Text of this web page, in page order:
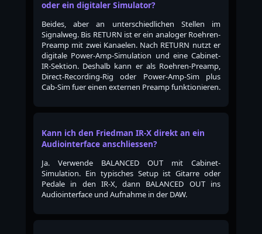
oder ein digitaler Simulator?
Beides, aber an unterschiedlichen Stellen im
Signalweg. Bis RETURN ist er ein analoger Roehren-
Preamp mit zwei Kanaelen. Nach RETURN nutzt er
digitale Power-Amp-Simulation und eine Cabinet-
IR-Sektion. Deshalb kann er als Roehren-Preamp,
Direct-Recording-Rig oder Power-Amp-Sim plus
Cab-Sim fuer einen externen Preamp funktionieren.
Kann ich den Friedman IR-X direkt an ein
Audiointerface anschliessen?
Ja. Verwende BALANCED OUT mit Cabinet-
Simulation. Ein typisches Setup ist Gitarre oder
Pedale in den IR-X, dann BALANCED OUT ins
Audiointerface und Aufnahme in der DAW.